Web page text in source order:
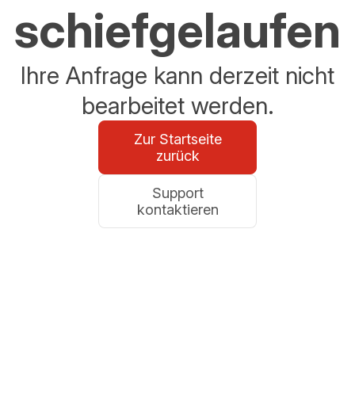
schiefgelaufen
Ihre Anfrage kann derzeit nicht
bearbeitet werden.
Zur Startseite
zurück
Support
kontaktieren